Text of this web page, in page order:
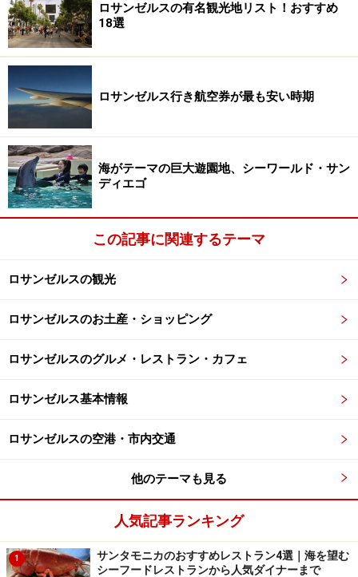
ロサンゼルスの有名観光地リスト！おすすめ
18選
ロサンゼルス行き航空券が最も安い時期
海がテーマの巨大遊園地、シーワールド・サン
ディエゴ
この記事に関連するテーマ
ロサンゼルスの観光
ロサンゼルスのお土産・ショッピング
ロサンゼルスのグルメ・レストラン・カフェ
ロサンゼルス基本情報
ロサンゼルスの空港・市内交通
他のテーマも見る
人気記事ランキング
1
サンタモニカのおすすめレストラン4選｜海を望む
シーフードレストランから人気ダイナーまで